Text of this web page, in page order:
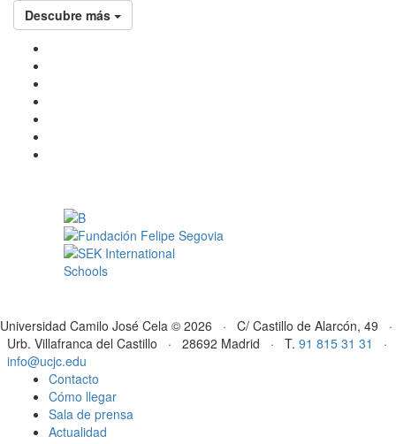
Descubre más
Universidad Camilo José Cela © 2026 · C/ Castillo de Alarcón, 49 ·
Urb. Villafranca del Castillo · 28692 Madrid · T. 91 815 31 31
·
info@ucjc.edu
Contacto
Cómo llegar
Sala de prensa
Actualidad